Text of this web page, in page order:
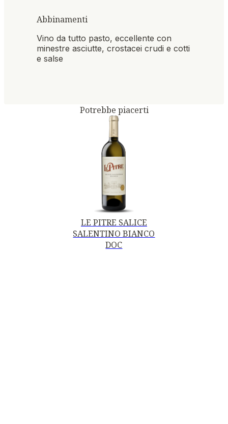
Abbinamenti
Vino da tutto pasto, eccellente con
minestre asciutte, crostacei crudi e cotti
e salse
Potrebbe piacerti
LE PITRE SALICE
SALENTINO BIANCO
DOC